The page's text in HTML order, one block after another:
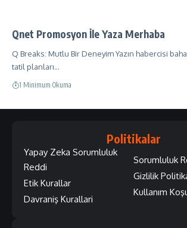
Qnet Promosyon İle Yaza Merhaba
Q Breaks: Mutlu Bir Deneyim Yazın habercisi
tatil planları…
1 Minimum Okuma
Politikalar
Yapay Zeka Sorumluluk
Reddi
Etik Kurallar
Davraniş Kurallari
Sorumluluk
Gizlilik
Kullanım